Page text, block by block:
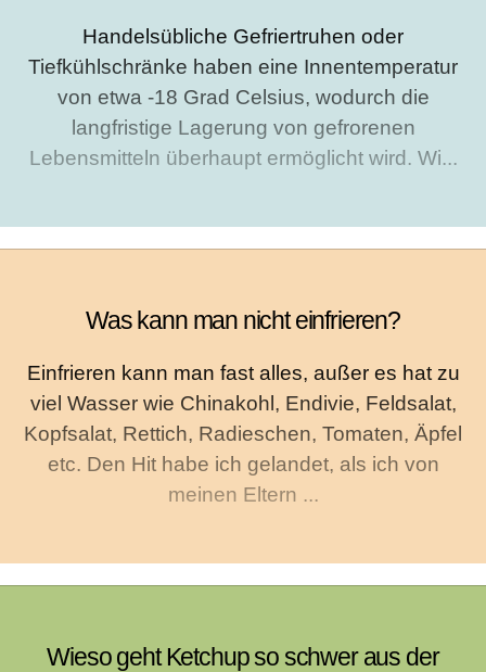
Handelsübliche Gefriertruhen oder
Tiefkühlschränke haben eine Innentemperatur
von etwa -18 Grad Celsius, wodurch die
langfristige Lagerung von gefrorenen
Lebensmitteln überhaupt ermöglicht wird. Wi...
Was kann man nicht einfrieren?
Einfrieren kann man fast alles, außer es hat zu
viel Wasser wie Chinakohl, Endivie, Feldsalat,
Kopfsalat, Rettich, Radieschen, Tomaten, Äpfel
etc. Den Hit habe ich gelandet, als ich von
meinen Eltern ...
Wieso geht Ketchup so schwer aus der